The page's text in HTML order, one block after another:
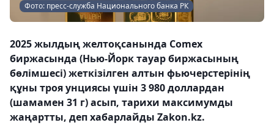
Фото: пресс-служба Национального банка РК
2025 жылдың желтоқсанында Comex
биржасында (Нью-Йорк тауар биржасының
бөлімшесі) жеткізілген алтын фьючерстерінің
құны троя унциясы үшін 3 980 доллардан
(шамамен 31 г) асып, тарихи максимумды
жаңартты, деп хабарлайды Zakon.kz.